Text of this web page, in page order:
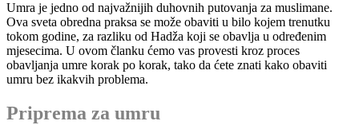
Umra je jedno od najvažnijih duhovnih putovanja za muslimane.
Ova sveta obredna praksa se može obaviti u bilo kojem trenutku
tokom godine, za razliku od Hadža koji se obavlja u određenim
mjesecima. U ovom članku ćemo vas provesti kroz proces
obavljanja umre korak po korak, tako da ćete znati kako obaviti
umru bez ikakvih problema.
Priprema za umru